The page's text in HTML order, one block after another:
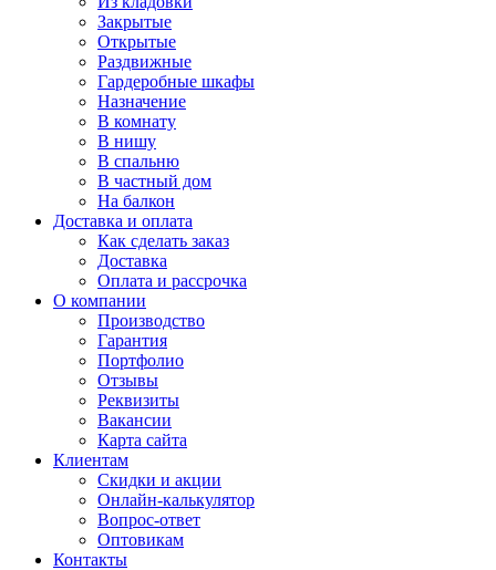
Закрытые
Открытые
Раздвижные
Гардеробные шкафы
Назначение
В комнату
В нишу
В спальню
В частный дом
На балкон
Доставка и оплата
Как сделать заказ
Доставка
Оплата и рассрочка
О компании
Производство
Гарантия
Портфолио
Отзывы
Реквизиты
Вакансии
Карта сайта
Клиентам
Скидки и акции
Онлайн-калькулятор
Вопрос-ответ
Оптовикам
Контакты